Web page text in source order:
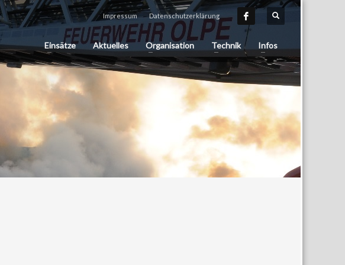
Impressum Datenschutzerklärung
Einsätze Aktuelles Organisation Technik Infos